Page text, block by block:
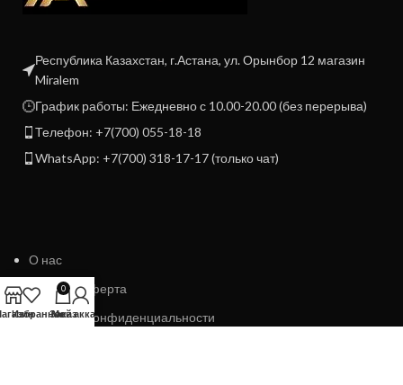
Республика Казахстан, г.Астана, ул. Орынбор 12 магазин
Miralem
График работы: Ежедневно с 10.00-20.00 (без перерыва)
Телефон: +7(700) 055-18-18
WhatsApp: +7(700) 318-17-17 (только чат)
О нас
Договор Оферта
Политика конфиденциальности
Избранное
0
Заказ
Мой аккаунт